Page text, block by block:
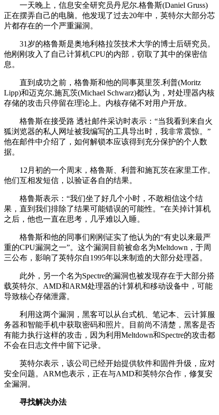
不
敢
相
一天晚上，信息安全研究员丹尼尔.格鲁斯(Daniel Gruss)
正在摆弄自己的电脑。他发现了过去20年中，英特尔大部分芯
片都存在的一个严重漏洞。
31岁的格鲁斯是奥地利格拉茨技术大学的博士后研究员。
他刚刚攻入了自己计算机CPU的内部，窃取了其中的保密信
息。
直到成功之前，格鲁斯和他的同事莫里茨.利普(Moritz
Lipp)和迈克尔.施瓦茨(Michael Schwarz)都认为，对处理器内核
存储的攻击只停留在理论上。内核存储不对用户开放。
格鲁斯在接受路 透社邮件采访时表示：“当我看到来自火
狐浏览器的私人网址被我编写的工具导出时，我非常震惊。”
他在邮件中介绍了，如何解锁本应该得到充分保护的个人数
据。
12月初的一个周末，格鲁斯、利普和施瓦茨在家里工作。
他们互相发短信，以验证各自的结果。
格鲁斯表示：“我们坐了好几个小时，不敢相信这个结
果，直到我们排除了结果可能错误的可能性。”在关掉计算机
之后，他也一直在思考，几乎难以入睡。
格鲁斯和他的同事们刚刚证实了他认为的“有史以来最严
重的CPU漏洞之一”。这个漏洞目前被命名为Meltdown，于周
三公布，影响了英特尔自1995年以来制造的大部分处理器。
此外，另一个名为Spectre的漏洞也被发现存在于大部分搭
载英特尔、AMD和ARM处理器的计算机和移动设备中，可能
导致核心存储泄露。
利用这两个漏洞，黑客可以从台式机、笔记本、云计算服
务器和智能手机中获取密码和照片。目前尚不清楚，黑客是否
有能力执行这样的攻击，因为利用Meltdown和Spectre的攻击都
不会在日志文件中留下记录。
英特尔表示，该公司已经开始提供软件和固件升级，应对
安全问题。ARM也表示，正在与AMD和英特尔合作，修复安
全漏洞。
寻找解决办法